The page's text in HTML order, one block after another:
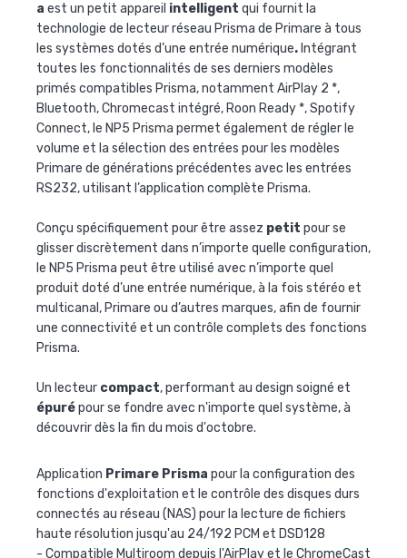
a est un petit appareil intelligent qui fournit la
technologie de lecteur réseau Prisma de Primare à tous
les systèmes dotés d’une entrée numérique.Intégrant
toutes les fonctionnalités de ses derniers modèles
primés compatibles Prisma, notamment AirPlay 2 *,
Bluetooth, Chromecast intégré, Roon Ready *, Spotify
Connect, le NP5 Prisma permet également de régler le
volume et la sélection des entrées pour les modèles
Primare de générations précédentes avec les entrées
RS232, utilisant l’application complète Prisma.
Conçu spécifiquement pour être assez petit pour se
glisser discrètement dans n’importe quelle configuration,
le NP5 Prisma peut être utilisé avec n’importe quel
produit doté d’une entrée numérique, à la fois stéréo et
multicanal, Primare ou d’autres marques, afin de fournir
une connectivité et un contrôle complets des fonctions
Prisma.
Un lecteur compact, performant au design soigné et
épurépour se fondre avec n'importe quel système, à
découvrir dès la fin du mois d'octobre.
Application Primare Prisma pour la configuration des
fonctions d'exploitation et le contrôle des disques durs
connectés au réseau (NAS) pour la lecture de fichiers
haute résolution jusqu'au 24/192 PCM et DSD128
- Compatible Multiroom depuis l'AirPlay et le ChromeCast